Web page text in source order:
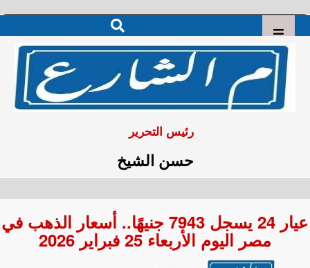
رئيس التحرير
حسن الشيخ
عيار 24 يسجل 7943 جنيهًا.. أسعار الذهب في
مصر اليوم الأربعاء 25 فبراير 2026